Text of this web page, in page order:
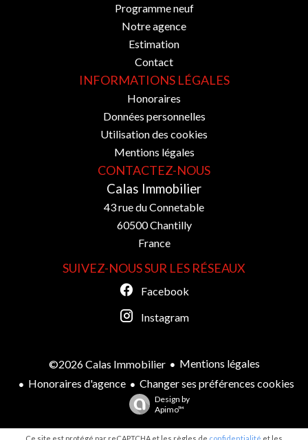
Programme neuf
Notre agence
Estimation
Contact
INFORMATIONS LÉGALES
Honoraires
Données personnelles
Utilisation des cookies
Mentions légales
CONTACTEZ-NOUS
Calas Immobilier
43 rue du Connetable
60500Chantilly
France
SUIVEZ-NOUS SUR LES RÉSEAUX
Facebook
Instagram
©2026 Calas Immobilier
Mentions légales
Honoraires d'agence
Changer ses préférences cookies
Design by
Apimo™
Ce site est protégé par reCAPTCHA et les règles de confidentialité et les